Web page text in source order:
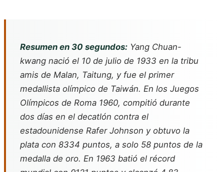
Resumen en 30 segundos: Yang Chuan-
kwang nació el 10 de julio de 1933 en la tribu
amis de Malan, Taitung, y fue el primer
medallista olímpico de Taiwán. En los Juegos
Olímpicos de Roma 1960, compitió durante
dos días en el decatlón contra el
estadounidense Rafer Johnson y obtuvo la
plata con 8334 puntos, a solo 58 puntos de la
medalla de oro. En 1963 batió el récord